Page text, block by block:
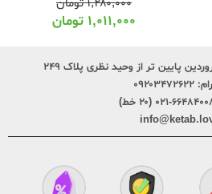
۱,۲۸۰,۰۰۰تومان
۱,۰۱۱,۰۰۰ تومان
۰۹۲۰۳۴۷۲۶۲۲
۰۲۱ (۲۰ خط)